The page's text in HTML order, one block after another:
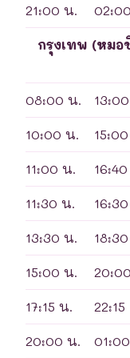
21:00 น. 02:00
กรุงเทพ (หมอ
08:00 น. 13:00
10:00 น. 15:00
11:00 น. 16:40
11:30 น. 16:30
13:30 น. 18:30
15:00 น. 20:00
17:15 น. 22:15
20:00 น. 01:00